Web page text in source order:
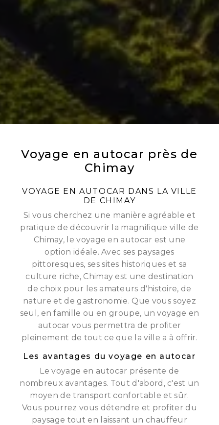
Voyage en autocar près de
Chimay
VOYAGE EN AUTOCAR DANS LA VILLE
DE CHIMAY
Si vous cherchez une manière agréable et
pratique de découvrir la magnifique ville de
Chimay, le voyage en autocar est une
option idéale. Avec ses paysages
pittoresques, ses sites historiques et sa
culture riche, Chimay est une destination
de choix pour les amateurs d'histoire, de
nature et de gastronomie. Que vous soyez
seul, en famille ou en groupe, un voyage en
autocar vous permettra de profiter
pleinement de tout ce que la ville a à offrir.
Les avantages du voyage en autocar
Le voyage en autocar présente de
nombreux avantages. Tout d'abord, c'est un
moyen de transport confortable et sûr.
Vous pourrez vous détendre et profiter du
paysage tout en laissant un chauffeur